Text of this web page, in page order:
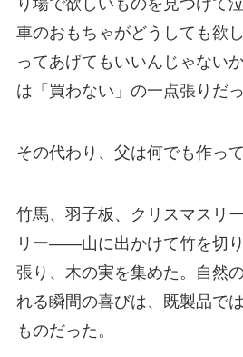
り場で欲しいものを見つけて
車のおもちゃがどうしても欲
ってあげてもいいんじゃない
は「買わない」の一点張りだっ
その代わり、父は何でも作って
竹馬、羽子板、クリスマスリ
リー——山に出かけて竹を切
張り、木の実を集めた。自然
れる瞬間の喜びは、既製品で
ものだった。